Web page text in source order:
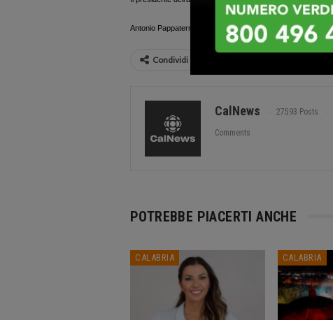
Antonio Pappaterra
Condividi
CalNews 27593 Posts
Comments
POTREBBE PIACERTI ANCHE
CALABRIA CALABRIA